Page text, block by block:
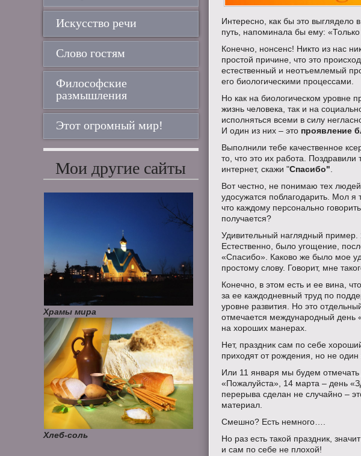
Интересно, как бы это выглядело
путь, напоминала бы ему:
Конечно, нонсенс! Никто из нас
простой причине, что это
естественный и неотъемлемый
его биологическими процессами.
Но как на биологическом уровне
жизнь человека, так и на
исполняться всеми в силу
И один из них – это проявление
Выполнили тебе качественное
то, что это их работа.
интернет, скажи "Спасибо"
Вот честно, не понимаю тех
удосужатся поблагодарить. Мол я
что каждому персонально
получается?
Удивительный наглядный пример.
Естественно, было угощение,
«Спасибо». Каково же было мое
простому слову. Говорит, мне
Конечно, в этом есть и ее вина,
за ее каждодневный труд по
уровне развития. Но это
отмечается международный день
на хороших манерах.
Нет, праздник сам по себе
приходят от рождения, но не один
Или 11 января мы будем
«Пожалуйста», 14 марта – день
перерыва сделан не случайно –
материал.
Смешно? Есть немного….
Но раз есть такой праздник,
и сам по себе не плохой!
Искусство речи
Слово гостям
Философские
размышления
Этот огромный мир!
Мои другие сайты
Храмы мира
Хлеб-соль